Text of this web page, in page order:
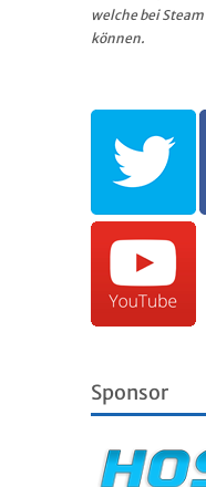
welche bei Steam
können.
Sponsor